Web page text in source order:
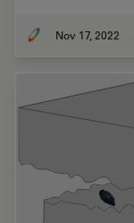
Nov 17, 2022